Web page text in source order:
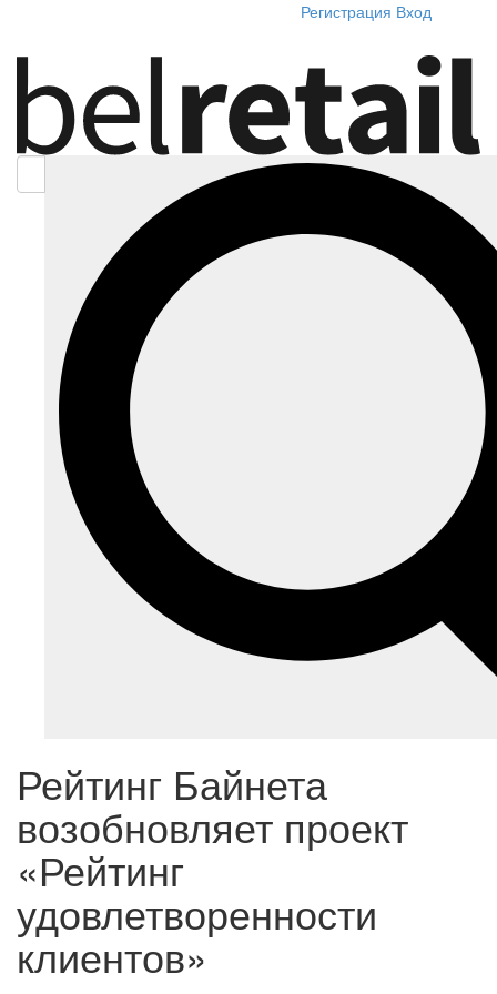
Регистрация Вход
Рейтинг Байнета
возобновляет проект
«Рейтинг
удовлетворенности
клиентов»